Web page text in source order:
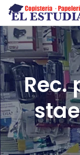
El Estudiante
Copistería
Papelería
Rec.